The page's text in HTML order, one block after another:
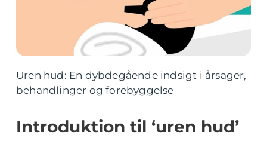
Uren hud: En dybdegående indsigt i årsager,
behandlinger og forebyggelse
Introduktion til ‘uren hud’